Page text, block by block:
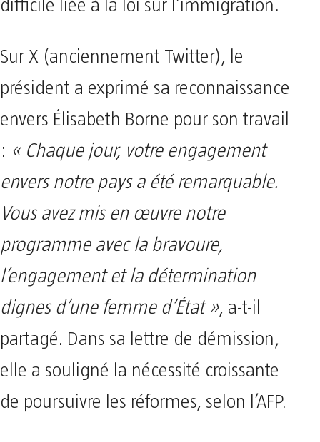
difficile liée à la loi sur l’immigration.
Sur X (anciennement Twitter), le
président a exprimé sa reconnaissance
envers Élisabeth Borne pour son travail
: « Chaque jour, votre engagement
envers notre pays a été remarquable.
Vous avez mis en œuvre notre
programme avec la bravoure,
l’engagement et la détermination
dignes d’une femme d’État », a-t-il
partagé. Dans sa lettre de démission,
elle a souligné la nécessité croissante
de poursuivre les réformes, selon l’AFP.